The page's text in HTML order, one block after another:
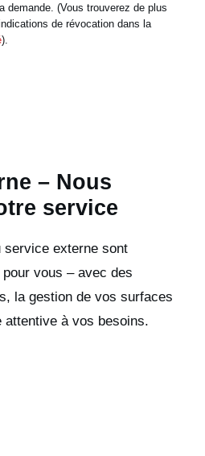
demande. (Vous trouverez de plus
de révocation dans la
).
– Nous
service
service externe sont
vous – avec des
la gestion de vos surfaces
attentive à vos besoins.